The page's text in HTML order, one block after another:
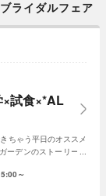
ライダルフェア
×試食×*AL
ちゃう平日のオススメ
ーデンのストーリーを
～